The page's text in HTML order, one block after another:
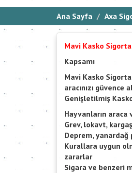
Ana Sayfa Axa
Mavi Kasko
Kapsamı
Mavi Kasko
aracınızı güvence
Genişletilmiş
Hayvanların
Grev, lokavt,
Deprem, yanardağ
Kurallara uygun
zararlar
Sigara ve benzeri